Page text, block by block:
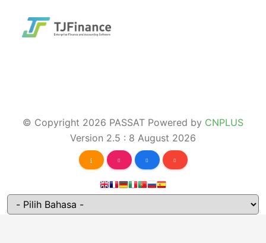
© Copyright 2026 PASSAT Powered by CNPLUS
Version 2.5 : 8 August 2026